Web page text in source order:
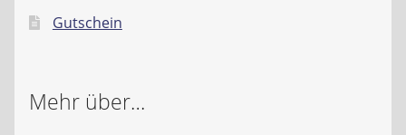
Gutschein
Mehr über…